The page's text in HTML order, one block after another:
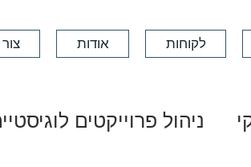
לקוחות אודות
ניהול פרוייקטים